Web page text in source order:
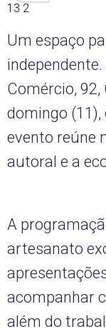
13 2
Um espaço
Comércio,
domingo (11),
evento reúne
autoral e a
A
artesanato
acompanhar
além do